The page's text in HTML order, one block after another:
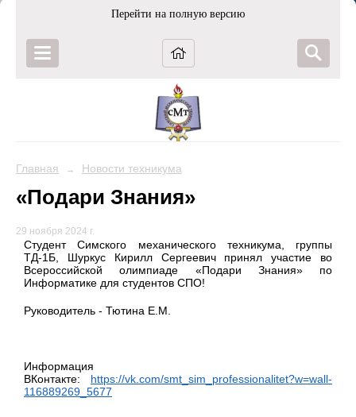
Перейти на полную версию
Главная → Новости техникума
«Подари Знания»
29 ноября 2024 г.
Студент Симского механического техникума, группы
ТД-1Б, Шуркус Кирилл Сергеевич принял участие во
Всероссийской олимпиаде «Подари Знания» по
Информатике для студентов СПО!
Руководитель - Тютина Е.М.
Информация
ВКонтакте: https://vk.com/smt_sim_professionalitet?w=wall-
116889269_5677